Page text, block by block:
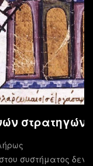
στρατηγών
συστήματος δεν